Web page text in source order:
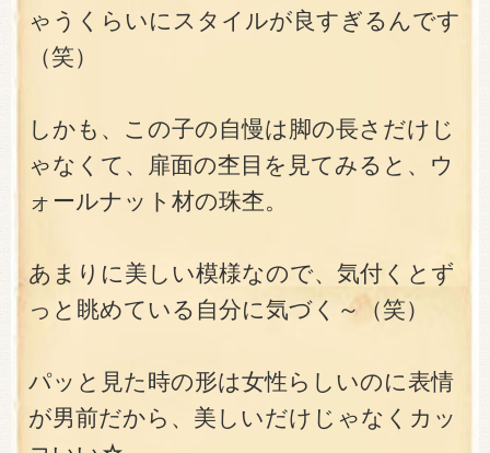
ゃうくらいにスタイルが良すぎるんです
（笑）
しかも、この子の自慢は脚の長さだけじ
ゃなくて、扉面の杢目を見てみると、ウ
ォールナット材の珠杢。
あまりに美しい模様なので、気付くとず
っと眺めている自分に気づく～（笑）
パッと見た時の形は女性らしいのに表情
が男前だから、美しいだけじゃなくカッ